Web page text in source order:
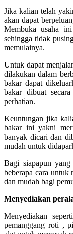
Jika kalian telah
akan dapat
Membuka usaha
sehingga tidak
memulainya.
Untuk dapat
dilakukan dalam
bakar dapat
bakar dibuat
perhatian.
Keuntungan jika
bakar ini yakni
banyak dicari dan
mudah untuk
Bagi siapapun
beberapa cara untuk
dan mudah bagi
Menyediakan
Menyediakan
pemanggang roti ,